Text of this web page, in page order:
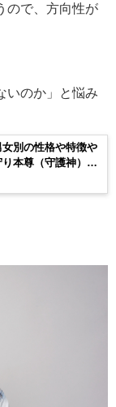
ので、方向性が
いのか」と悩み
別の性格や特徴や
本尊（守護神）は